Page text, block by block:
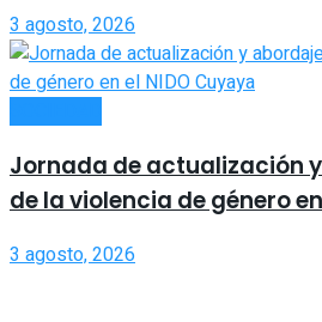
3 agosto, 2026
Jornada de actualización
de la violencia de género
3 agosto, 2026